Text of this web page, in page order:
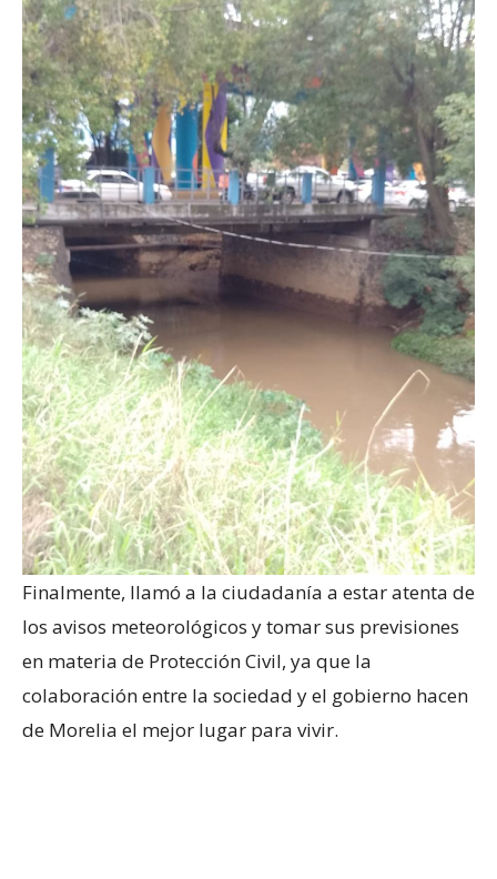
Finalmente, llamó a la ciudadanía a estar atenta de
los avisos meteorológicos y tomar sus previsiones
en materia de Protección Civil, ya que la
colaboración entre la sociedad y el gobierno hacen
de Morelia el mejor lugar para vivir.